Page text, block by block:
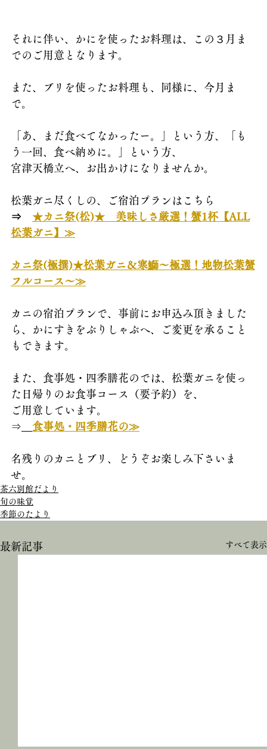
それに伴い、かにを使ったお料理は、この３月ま
でのご用意となります。
また、ブリを使ったお料理も、同様に、今月ま
で。
「あ、まだ食べてなかったー。」という方、「も
う一回、食べ納めに。」という方、
宮津天橋立へ、お出かけになりませんか。
松葉ガニ尽くしの、ご宿泊プランはこちら
⇒ ★カニ祭(松)★　美味しさ厳選！蟹1杯【ALL
松葉ガニ】≫
カニ祭(極撰)★松葉ガニ＆寒鰤～極選！地物松葉蟹
フルコース～≫
カニの宿泊プランで、事前にお申込み頂きました
ら、かにすきをぶりしゃぶへ、ご変更を承ること
もできます。
また、食事処・四季膳花のでは、松葉ガニを使っ
た日帰りのお食事コース（要予約）を、
ご用意しています。
⇒
食事処・四季膳花の≫
名残りのカニとブリ、どうぞお楽しみ下さいま
せ。
茶六別館だより
旬の味覚
季節のたより
最新記事 すべて表示